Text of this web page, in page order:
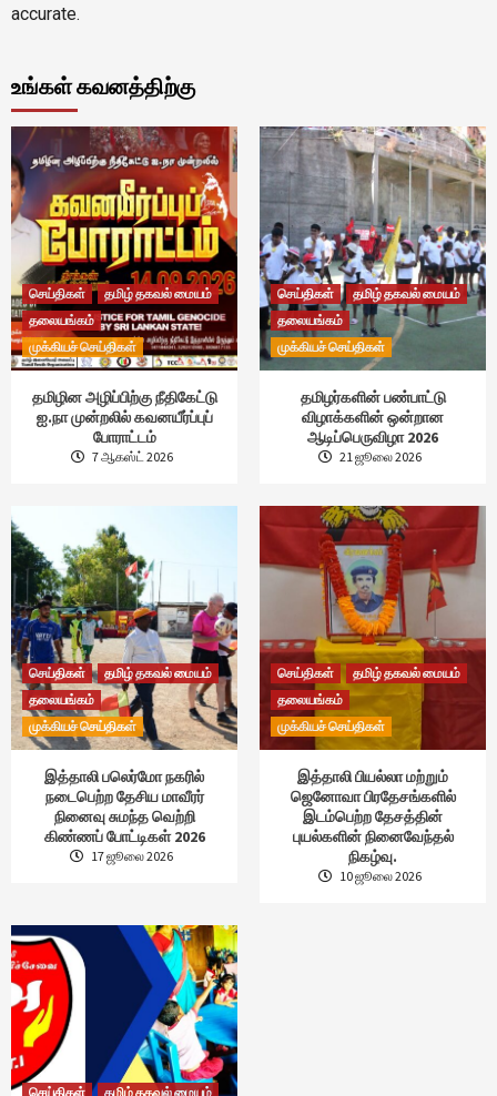
accurate.
உங்கள் கவனத்திற்கு
செய்திகள்
தமிழ் தகவல் மையம்
தலையங்கம்
முக்கியச் செய்திகள்
தமிழின அழிப்பிற்கு நீதிகேட்டு
ஐ.நா முன்றலில் கவனயீர்ப்புப்
போராட்டம்
7 ஆகஸ்ட் 2026
செய்திகள்
தமிழ் தகவல் மையம்
தலையங்கம்
முக்கியச் செய்திகள்
தமிழர்களின் பண்பாட்டு
விழாக்களின் ஒன்றான
ஆடிப்பெருவிழா 2026
21 ஜூலை 2026
செய்திகள்
தமிழ் தகவல் மையம்
தலையங்கம்
முக்கியச் செய்திகள்
இத்தாலி பலெர்மோ நகரில்
நடைபெற்ற தேசிய மாவீரர்
நினைவு சுமந்த வெற்றி
கிண்ணப் போட்டிகள் 2026
17 ஜூலை 2026
செய்திகள்
தமிழ் தகவல் மையம்
தலையங்கம்
முக்கியச் செய்திகள்
இத்தாலி பியல்லா மற்றும்
ஜெனோவா பிரதேசங்களில்
இடம்பெற்ற தேசத்தின்
புயல்களின் நினைவேந்தல்
நிகழ்வு.
10 ஜூலை 2026
செய்திகள் தமிழ் தகவல் மையம்